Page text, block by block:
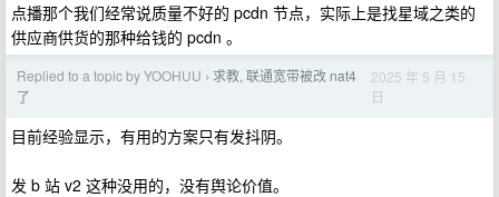
点播那个我们经常说质量不好的 pcdn 节点，实际上是找星域之类的
供应商供货的那种给钱的 pcdn 。
Replied to a topic by YOOHUU › 求教, 联通宽带被改 nat4
了
2025 年 5 月 15
日
目前经验显示，有用的方案只有发抖阴。
发 b 站 v2 这种没用的，没有舆论价值。